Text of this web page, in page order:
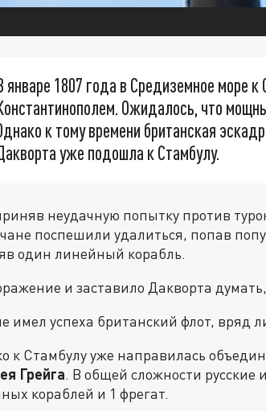
январе 1807 года в Средиземное море
Ожидалось, что
к тому времени британская
уже подошла к Стамбулу.
неудачную попытку против
поспешили удалиться, попав
один линейный корабль.
и заставило Дакворта
имел успеха британский флот, вряд
к Стамбулу уже направилась
Грейга. В общей сложности
кораблей и 1 фрегат.